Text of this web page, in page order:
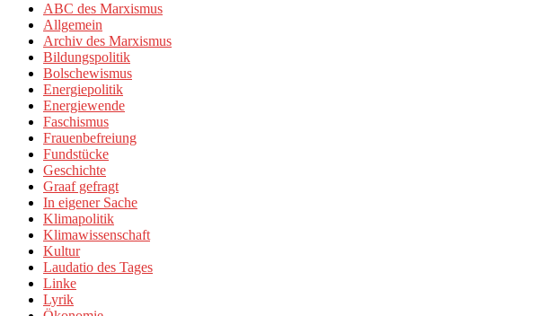
ABC des Marxismus
Allgemein
Archiv des Marxismus
Bildungspolitik
Bolschewismus
Energiepolitik
Energiewende
Faschismus
Frauenbefreiung
Fundstücke
Geschichte
Graaf gefragt
In eigener Sache
Klimapolitik
Klimawissenschaft
Kultur
Laudatio des Tages
Linke
Lyrik